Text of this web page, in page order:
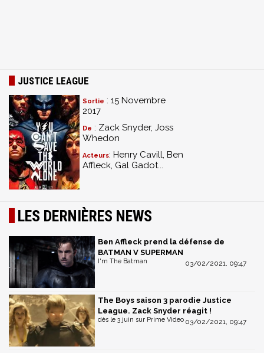
JUSTICE LEAGUE
Sortie : 15 Novembre
2017
De : Zack Snyder, Joss
Whedon
Acteurs: Henry Cavill, Ben
Affleck, Gal Gadot...
LES DERNIÈRES NEWS
Ben Affleck prend la défense de
BATMAN V SUPERMAN
03/02/2021, 09:47
I'm The Batman
The Boys saison 3 parodie Justice
League. Zack Snyder réagit !
03/02/2021, 09:47
dès le 3 juin sur Prime Video